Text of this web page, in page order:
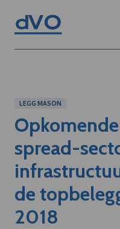
LEGG MASON
spread-
de
2018